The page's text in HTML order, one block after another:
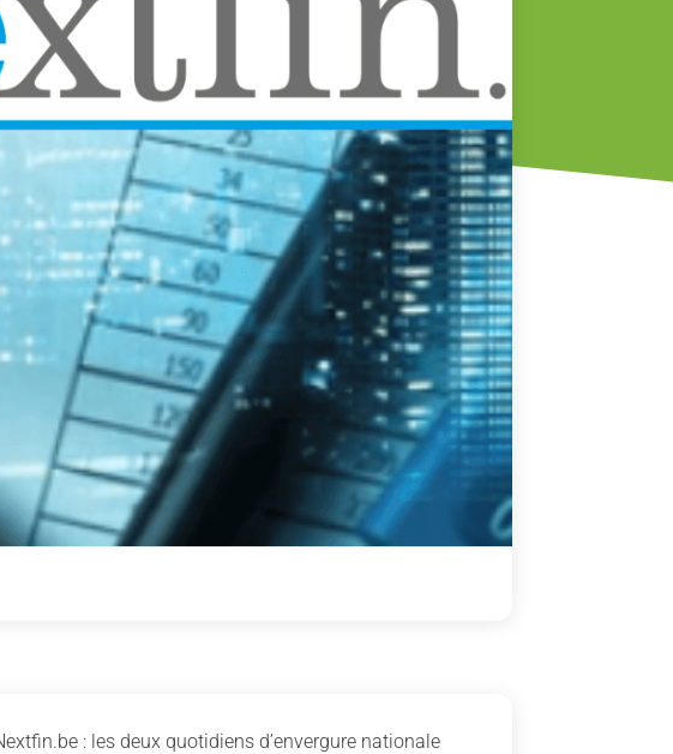
: les deux quotidiens d’envergure nationale